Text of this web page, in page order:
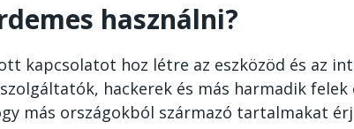
használni?
kapcsolatot hoz létre az eszközöd és az
hackerek és más harmadik felek
más országokból származó tartalmakat